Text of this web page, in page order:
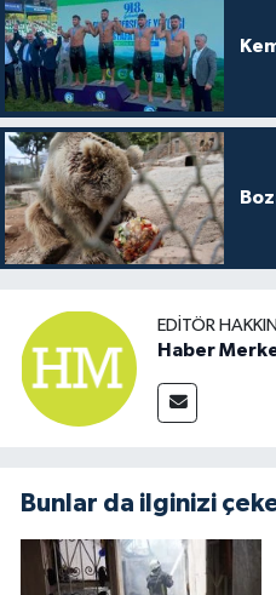
EDITÖR
Haber
Bunlar da ilginizi